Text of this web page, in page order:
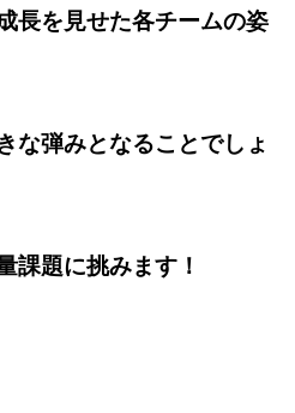
長を見せた各チームの姿
な弾みとなることでしょ
課題に挑みます！